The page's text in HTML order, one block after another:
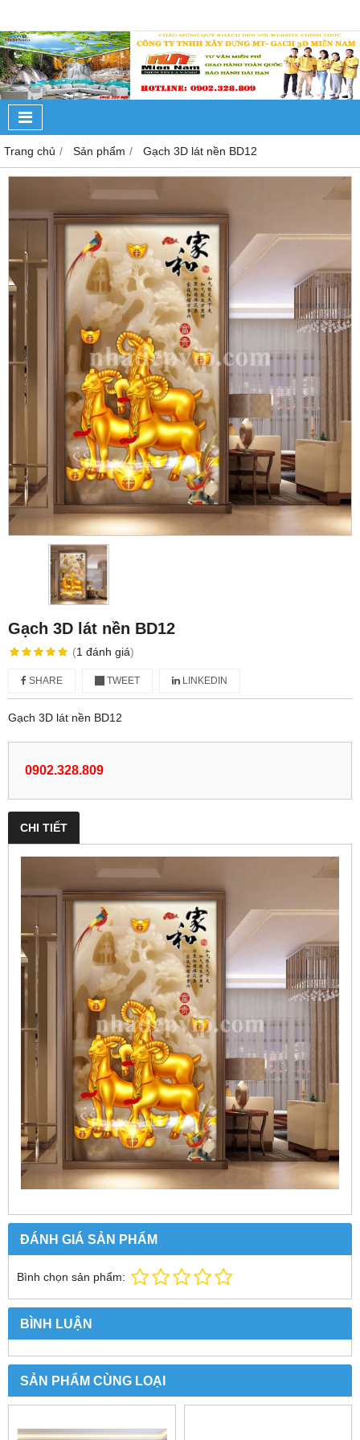
Trang chủ Sản phẩm Gạch 3D lát nền BD12
Gạch 3D lát nền BD12
(1 đánh giá)
SHARE TWEET LINKEDIN
Gạch 3D lát nền BD12
0902.328.809
CHI TIẾT
ĐÁNH GIÁ SẢN PHẨM
Bình chọn sản phẩm:
BÌNH LUẬN
SẢN PHẨM CÙNG LOẠI